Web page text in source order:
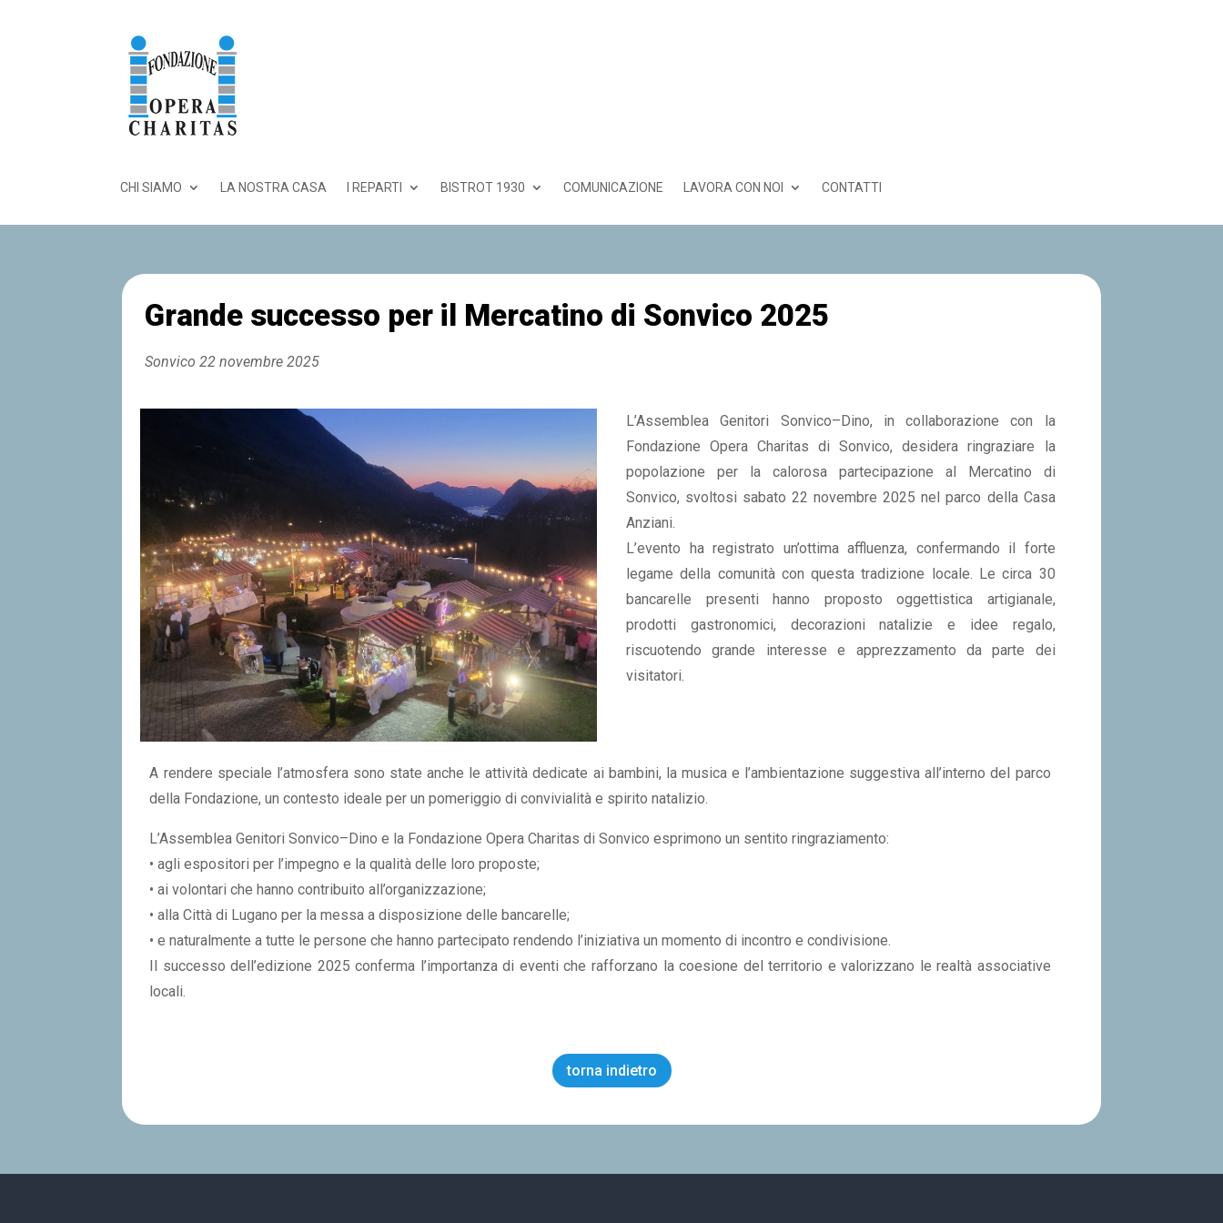
CHI SIAMO LA NOSTRA CASA I REPARTI BISTROT 1930 COMUNICAZIONE LAVORA CON NOI CONTATTI
Grande successo per il Mercatino di Sonvico 2025
Sonvico 22 novembre 2025
L’Assemblea Genitori Sonvico–Dino, in collaborazione con la
Fondazione Opera Charitas di Sonvico, desidera ringraziare la
popolazione per la calorosa partecipazione al Mercatino di
Sonvico, svoltosi sabato 22 novembre 2025 nel parco della Casa
Anziani.
L’evento ha registrato un’ottima affluenza, confermando il forte
legame della comunità con questa tradizione locale. Le circa 30
bancarelle presenti hanno proposto oggettistica artigianale,
prodotti gastronomici, decorazioni natalizie e idee regalo,
riscuotendo grande interesse e apprezzamento da parte dei
visitatori.
A rendere speciale l’atmosfera sono state anche le attività dedicate ai bambini, la musica e l’ambientazione suggestiva all’interno del parco
della Fondazione, un contesto ideale per un pomeriggio di convivialità e spirito natalizio.
L’Assemblea Genitori Sonvico–Dino e la Fondazione Opera Charitas di Sonvico esprimono un sentito ringraziamento:
• agli espositori per l’impegno e la qualità delle loro proposte;
• ai volontari che hanno contribuito all’organizzazione;
• alla Città di Lugano per la messa a disposizione delle bancarelle;
• e naturalmente a tutte le persone che hanno partecipato rendendo l’iniziativa un momento di incontro e condivisione.
Il successo dell’edizione 2025 conferma l’importanza di eventi che rafforzano la coesione del territorio e valorizzano le realtà associative
locali.
torna indietro